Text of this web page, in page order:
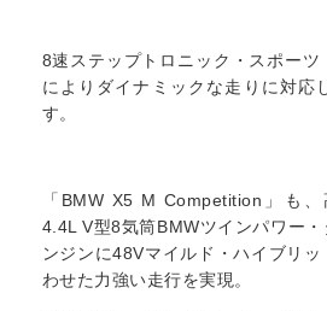
8速ステップトロニック・スポーツ
によりダイナミックな走りに対応
す。
「BMW X5 M Competition」も
4.4L V型8気筒BMWツインパワー
ンジンに48Vマイルド・ハイブリ
わせた力強い走行を実現。